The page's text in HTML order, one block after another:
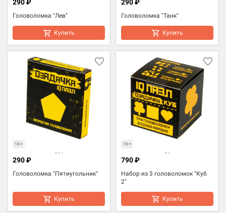
Головоломка "Лев"
290 ₽
Купить
Головоломка "Танк"
290 ₽
Купить
16+
Головоломка "Пятиугольник"
290 ₽
Купить
16+
Набор из 3 головоломок "Куб
2"
790 ₽
Купить